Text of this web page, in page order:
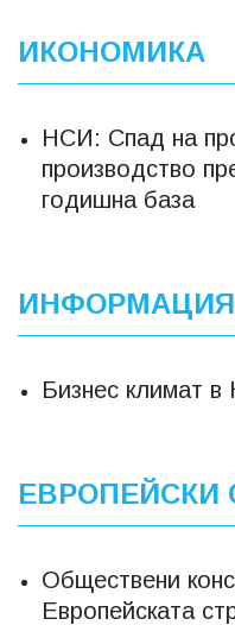
ИКОНОМИКА
НСИ: Спад на
производство
годишна база
Бизнес климат
ЕВРОПЕЙСКИ
Обществени
Европейската